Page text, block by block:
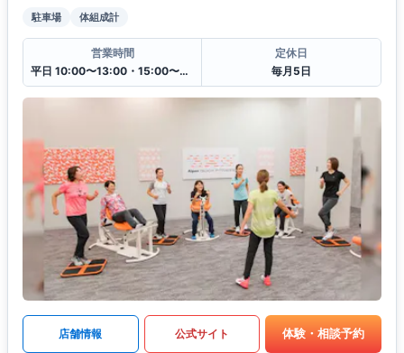
駐車場 体組成計
営業時間
平日 10:00〜13:00・15:00〜20:00
定休日
毎月5日
店舗情報 公式サイト 体験・相談予約